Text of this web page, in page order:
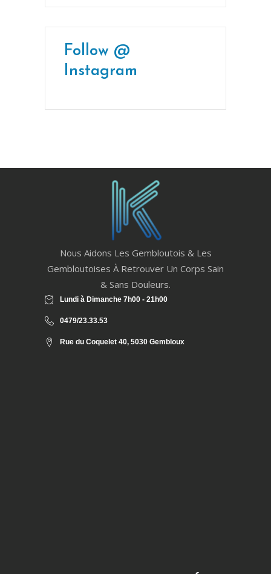
Follow @
Instagram
Nous Aidons Les Gembloutois & Les
Gembloutoises À Retrouver Un Corps Sain
& Sans Douleurs.
Lundi à Dimanche 7h00 - 21h00
0479/23.33.53
Rue du Coquelet 40, 5030 Gembloux